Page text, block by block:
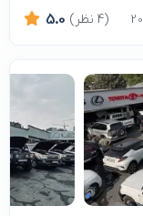
5.0 (4 نظر)